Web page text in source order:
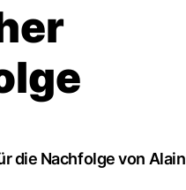
die Nachfolge von Alain